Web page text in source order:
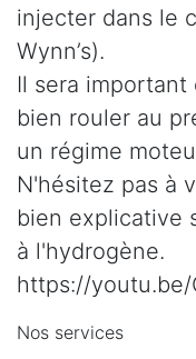
injecter dans le
Wynn’s).
Il sera
bien rouler au
un régime
N'hésitez pas à
bien explicative
à l'hydrogène.
https://youtu.be/
Nos services